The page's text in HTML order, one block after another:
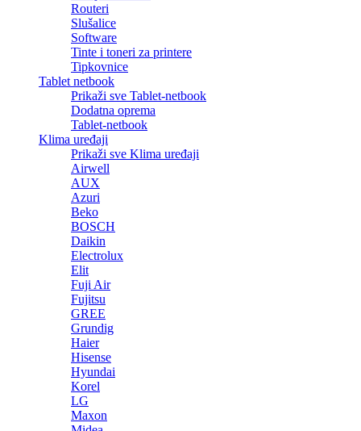
Routeri
Slušalice
Software
Tinte i toneri za printere
Tipkovnice
Tablet netbook
Prikaži sve Tablet-netbook
Dodatna oprema
Tablet-netbook
Klima uređaji
Prikaži sve Klima uređaji
Airwell
AUX
Azuri
Beko
BOSCH
Daikin
Electrolux
Elit
Fuji Air
Fujitsu
GREE
Grundig
Haier
Hisense
Hyundai
Korel
LG
Maxon